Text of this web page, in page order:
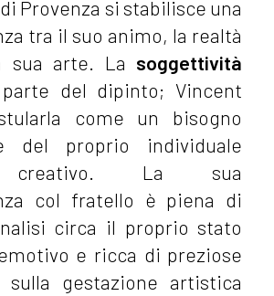
Provenza si stabilisce una
tra il suo animo, la realtà
sua arte. La soggettività
del dipinto; Vincent
come un bisogno
del proprio individuale
creativo. La sua
col fratello è piena di
circa il proprio stato
e ricca di preziose
sulla gestazione artistica